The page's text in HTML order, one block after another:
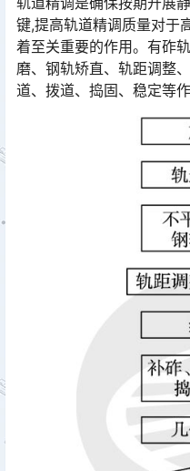
键,提高轨道精调质量对于
着至关重要的作用。有砟
磨、钢轨矫直、轨距调整
道、拨道、捣固、稳定等